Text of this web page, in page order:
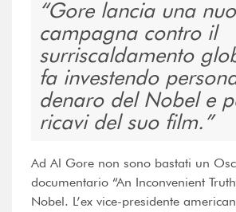
Gore lancia una
campagna contro il
surriscaldamento
fa investendo
denaro del Nobel e
ricavi del suo film.
Ad Al Gore non sono bastati un
documentario “An Inconvenient
Nobel. L’ex vice-presidente